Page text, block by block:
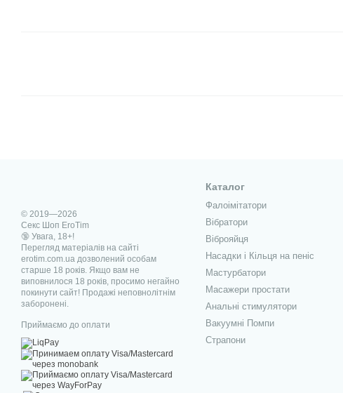
© 2019—2026
Секс Шоп EroTim
🔞 Увага, 18+!
Перегляд матеріалів на сайті
erotim.com.ua дозволений особам
старше 18 років. Якщо вам не
виповнилося 18 років, просимо негайно
покинути сайт! Продажі неповнолітнім
заборонені.
Приймаємо до оплати
Каталог
Фалоімітатори
Вібратори
Віброяйця
Насадки і Кільця на пеніс
Мастурбатори
Масажери простати
Анальні стимулятори
Вакуумні Помпи
Страпони